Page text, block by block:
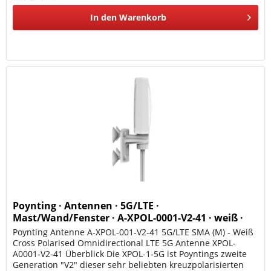
In den Warenkorb
Poynting · Antennen · 5G/LTE ·
Mast/Wand/Fenster · A-XPOL-0001-V2-41 · weiß ·
SMA (M) · 4dbi 4x4 MIM
Poynting Antenne A-XPOL-001-V2-41 5G/LTE SMA (M) - Weiß
Cross Polarised Omnidirectional LTE 5G Antenne XPOL-
A0001-V2-41 Überblick Die XPOL-1-5G ist Poyntings zweite
Generation "V2" dieser sehr beliebten kreuzpolarisierten